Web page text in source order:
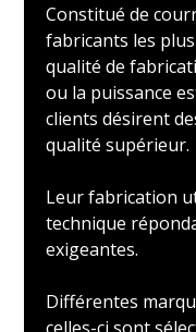
Constitué de
fabricants les
qualité de
ou la puissance
clients désirent
qualité supérieur.
Leur fabrication
technique
exigeantes.
Différentes